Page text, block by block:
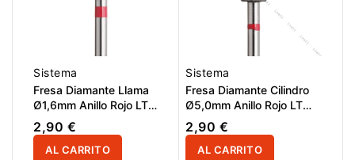
Sistema
Fresa Diamante Llama
Ø1,6mm Anillo Rojo LT
8,0mm
2,90 €
AL CARRITO
Sistema
Fresa Diamante Cilindro
Ø5,0mm Anillo Rojo LT
12,0mm
2,90 €
AL CARRITO